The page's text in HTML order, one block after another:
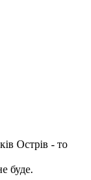
Острів - то
буде.